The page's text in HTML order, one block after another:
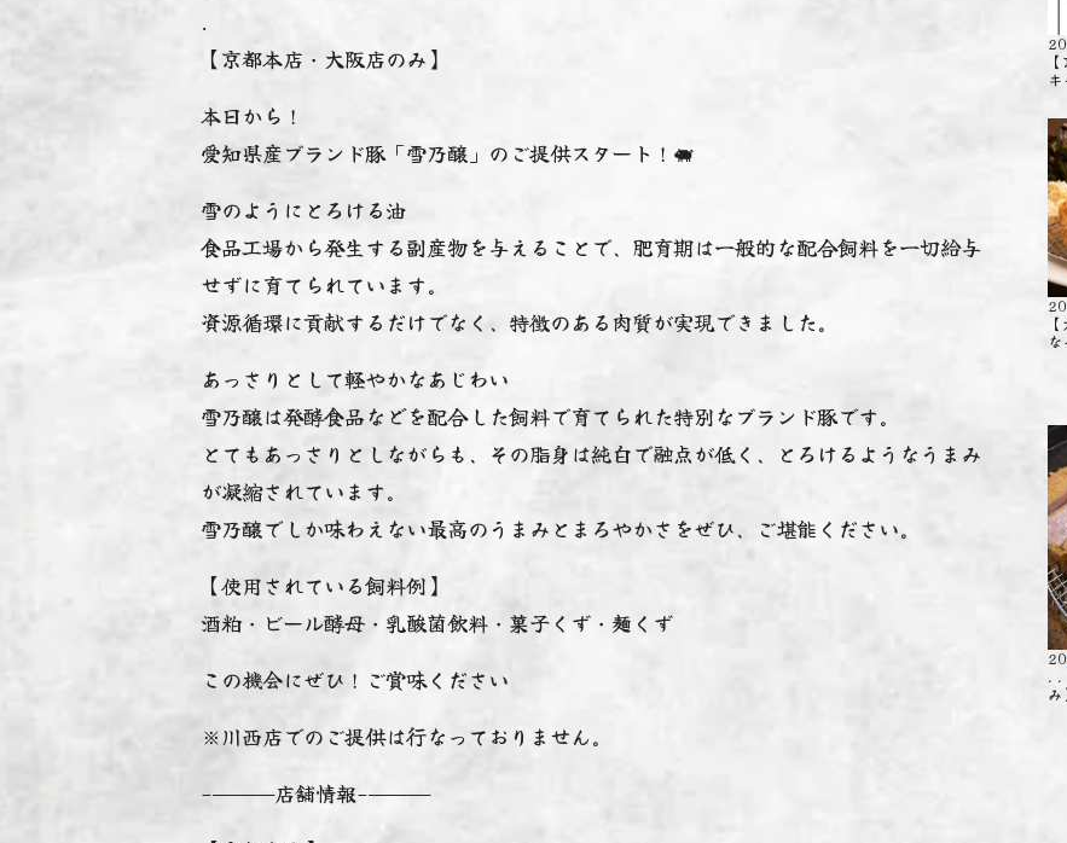
.
【京都本店・大阪店のみ】
本日から！
愛知県産ブランド豚「雪乃醸」のご提供スタート！🐖
雪のようにとろける油️
食品工場から発生する副産物を与えることで、肥育期は一般的な配合飼料を一切給与
せずに育てられています。
資源循環に貢献するだけでなく、特徴のある肉質が実現できました。
あっさりとして軽やかなあじわい️
雪乃醸は発酵食品などを配合した飼料で育てられた特別なブランド豚です。
とてもあっさりとしながらも、その脂身は純白で融点が低く、とろけるようなうまみ
が凝縮されています。
雪乃醸でしか味わえない最高のうまみとまろやかさをぜひ、ご堪能ください。
【使用されている飼料例】
酒粕・ビール酵母・乳酸菌飲料・菓子くず・麺くず
この機会にぜひ！ご賞味ください
※川西店でのご提供は行なっておりません。
-———店舗情報-———
. .